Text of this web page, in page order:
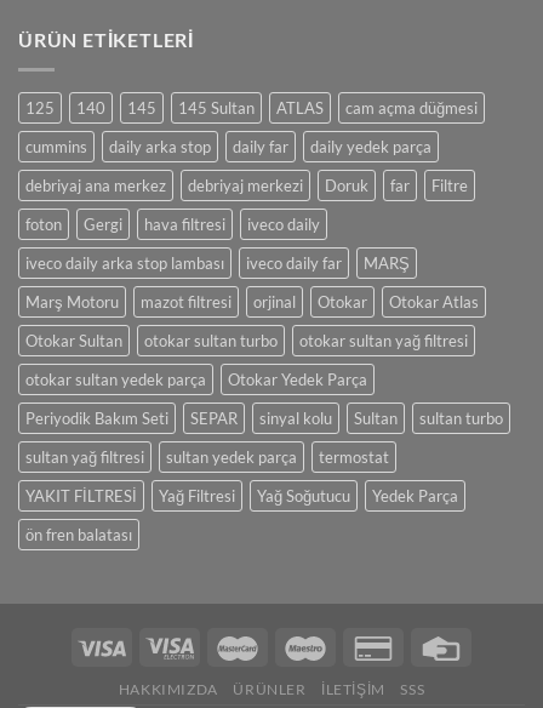
ÜRÜN ETIKETLERI
125 140 145 145 Sultan ATLAS
cam açma düğmesi
cummins
daily arka stop daily far
daily yedek parça
debriyaj ana merkez
debriyaj merkezi Doruk far
Filtre
foton
Gergi hava filtresi
iveco daily
iveco daily arka stop lambası
iveco daily far
MARŞ
Marş Motoru
mazot filtresi orjinal Otokar
Otokar Atlas
Otokar Sultan
otokar sultan turbo
otokar sultan yağ filtresi
otokar sultan yedek parça
Otokar Yedek Parça
Periyodik Bakım Seti
SEPAR sinyal kolu Sultan
sultan turbo
sultan yağ filtresi
sultan yedek parça
termostat
YAKIT FİLTRESİ
Yağ Filtresi Yağ Soğutucu
Yedek Parça
ön fren balatası
HAKKIMIZDA ÜRÜNLER İLETIŞIM SSS